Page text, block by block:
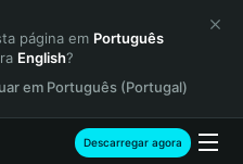
página em Português
English?
em Português (Portugal)
Descarregar agora